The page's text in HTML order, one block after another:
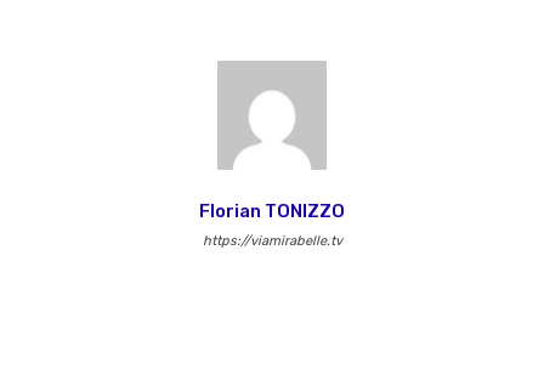
Florian TONIZZO
https://viamirabelle.tv